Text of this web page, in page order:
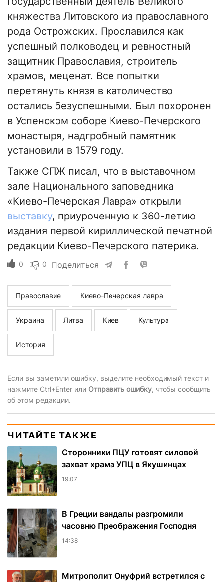
княжества Литовского из православного
рода Острожских. Прославился как
успешный полководец и ревностный
защитник Православия, строитель
храмов, меценат. Все попытки
перетянуть князя в католичество
остались безуспешными. Был похоронен
в Успенском соборе Киево-Печерского
монастыря, надгробный памятник
установили в 1579 году.
Также СПЖ писал, что в выставочном
зале Национального заповедника
«Киево-Печерская Лавра» открыли
выставку, приуроченную к 360-летию
издания первой кириллической печатной
редакции Киево-Печерского патерика.
0 0 Поделиться
Православие Киево-Печерская лавра
Украина Литва Киев Культура
История
Если вы заметили ошибку, выделите необходимый текст и
нажмите Ctrl+Enter или Отправить ошибку, чтобы сообщить
об этом редакции.
ЧИТАЙТЕ ТАКЖЕ
Сторонники ПЦУ готовят силовой
захват храма УПЦ в Якушинцах
19:07
В Греции вандалы разгромили
часовню Преображения Господня
14:38
Митрополит Онуфрий встретился с